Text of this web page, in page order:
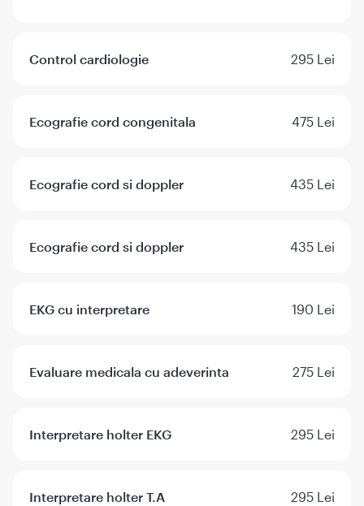
Control cardiologie 295 Lei
Ecografie cord congenitala 475 Lei
Ecografie cord si doppler 435 Lei
Ecografie cord si doppler 435 Lei
EKG cu interpretare 190 Lei
Evaluare medicala cu adeverinta 275 Lei
Interpretare holter EKG 295 Lei
Interpretare holter T.A 295 Lei